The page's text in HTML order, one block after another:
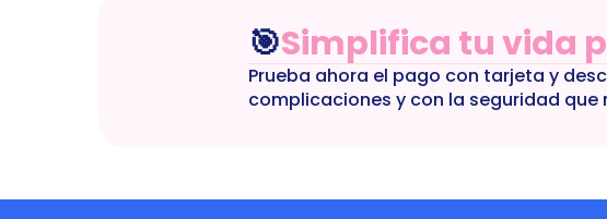
🎯Simplifica tu vida
Prueba ahora el pago con tarjeta y
complicaciones y con la seguridad